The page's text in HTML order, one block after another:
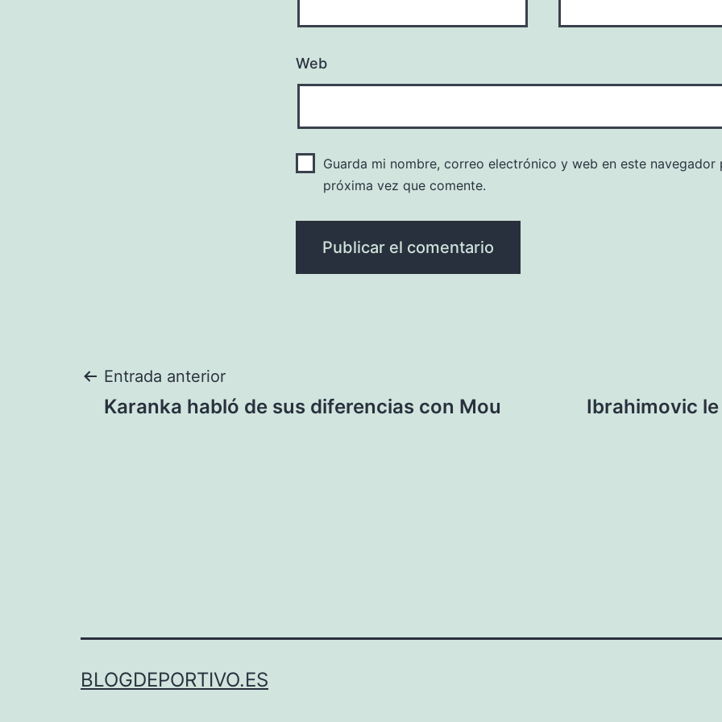
Web
Guarda mi nombre, correo electrónico y web en este navegador
próxima vez que comente.
Navegación
Entrada anterior
Karanka habló de sus diferencias con Mou
Ibrahimovic
BLOGDEPORTIVO.ES